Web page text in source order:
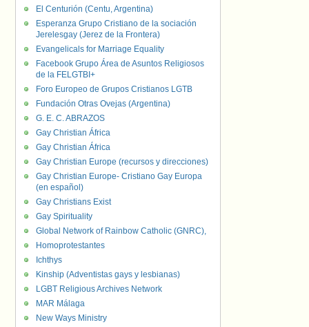
El Centurión (Centu, Argentina)
Esperanza Grupo Cristiano de la sociación
Jerelesgay (Jerez de la Frontera)
Evangelicals for Marriage Equality
Facebook Grupo Área de Asuntos Religiosos
de la FELGTBI+
Foro Europeo de Grupos Cristianos LGTB
Fundación Otras Ovejas (Argentina)
G. E. C. ABRAZOS
Gay Christian África
Gay Christian África
Gay Christian Europe (recursos y direcciones)
Gay Christian Europe- Cristiano Gay Europa
(en español)
Gay Christians Exist
Gay Spirituality
Global Network of Rainbow Catholic (GNRC),
Homoprotestantes
Ichthys
Kinship (Adventistas gays y lesbianas)
LGBT Religious Archives Network
MAR Málaga
New Ways Ministry